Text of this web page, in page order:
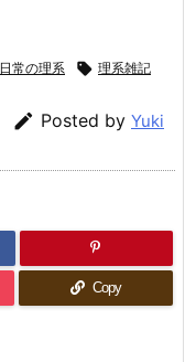
日常の理系  理系雑記
 Posted by Yuki
Copy